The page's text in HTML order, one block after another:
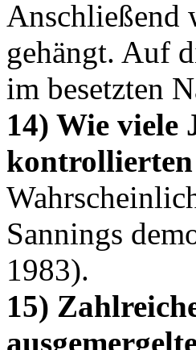
Anschließend
gehängt. Auf
im besetzten
14) Wie viele
kontrollierten
Sannings
1983).
15)